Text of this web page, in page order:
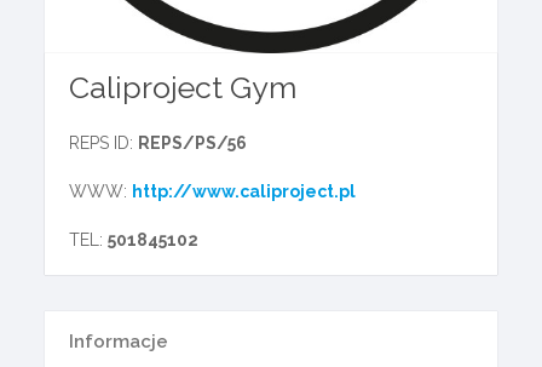
Caliproject Gym
REPS ID: REPS/PS/56
WWW: http://www.caliproject.pl
TEL:501845102
Informacje